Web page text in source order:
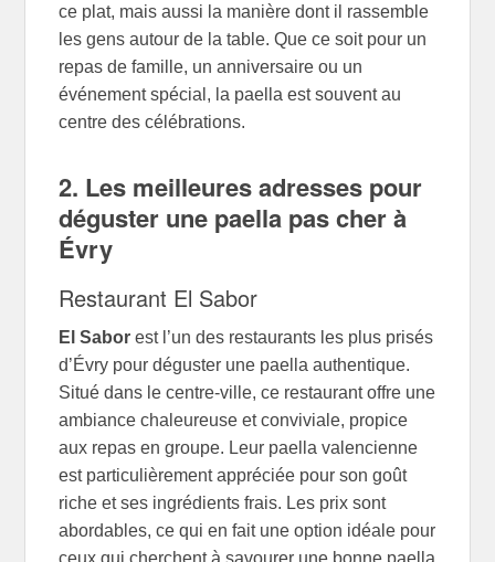
ce plat, mais aussi la manière dont il rassemble
les gens autour de la table. Que ce soit pour un
repas de famille, un anniversaire ou un
événement spécial, la paella est souvent au
centre des célébrations.
2. Les meilleures adresses pour
déguster une paella pas cher à
Évry
Restaurant El Sabor
El Sabor est l’un des restaurants les plus prisés
d’Évry pour déguster une paella authentique.
Situé dans le centre-ville, ce restaurant offre une
ambiance chaleureuse et conviviale, propice
aux repas en groupe. Leur paella valencienne
est particulièrement appréciée pour son goût
riche et ses ingrédients frais. Les prix sont
abordables, ce qui en fait une option idéale pour